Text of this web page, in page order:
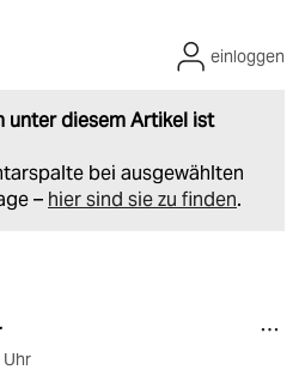
unter diesem Artikel ist
bei ausgewählten
– hier sind sie zu finden.
einloggen
Uhr